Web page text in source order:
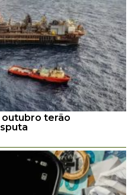
terão